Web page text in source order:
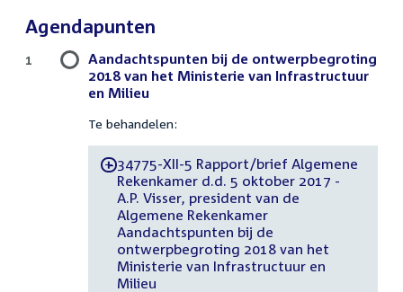
Agendapunten
Aandachtspunten bij de ontwerpbegroting
2018 van het Ministerie van Infrastructuur
en Milieu
Te behandelen:
-34775-XII-5 Rapport/brief Algemene
Rekenkamer d.d. 5 oktober 2017 -
A.P. Visser, president van de
Algemene Rekenkamer
Aandachtspunten bij de
ontwerpbegroting 2018 van het
Ministerie van Infrastructuur en
Milieu
1